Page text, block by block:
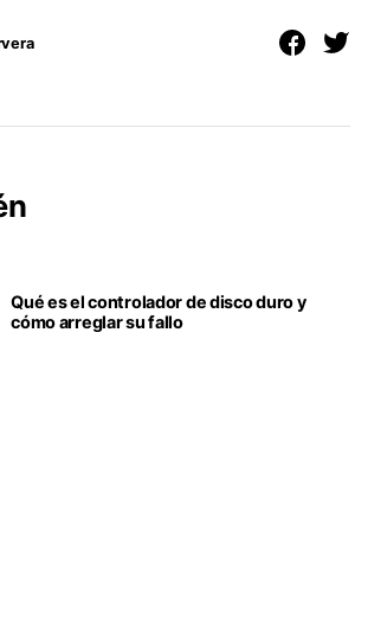
Qué es el controlador de disco duro y
cómo arreglar su fallo